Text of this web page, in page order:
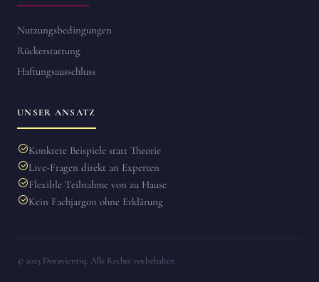
Nutzungsbedingungen
Rückerstattung
Haftungsausschluss
UNSER ANSATZ
Konkrete Beispiele statt Theorie
Live-Fragen direkt an Experten
Flexible Teilnahme von zu Hause
Kein Fachjargon ohne Erklärung
© 2025 Doravientiq. Alle Rechte vorbehalten.